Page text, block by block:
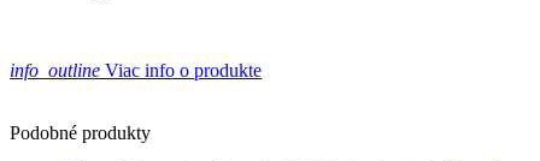
info_outline Viac info o produkte
Podobné produkty